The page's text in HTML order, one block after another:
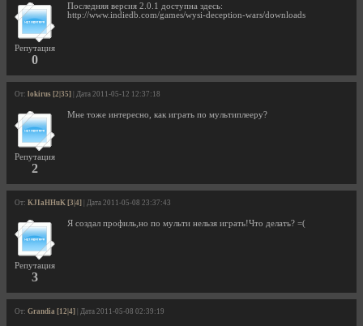
Репутация
0
Последняя версия 2.0.1 доступна здесь:
http://www.indiedb.com/games/wysi-deception-wars/downloads
От: lokirus [2|35] | Дата 2011-05-12 12:37:18
Репутация
2
Мне тоже интересно, как играть по мультиплееру?
От: KJIaHHuK [3|4] | Дата 2011-05-08 23:37:43
Репутация
3
Я создал профиль,но по мульти нельзя играть!Что делать? =(
От: Grandia [12|4] | Дата 2011-05-08 02:39:19